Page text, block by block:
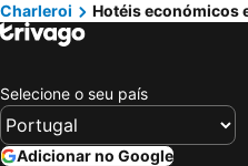
Guesthouse Les Tilleuls
Charleroi
Hotéis económicos
Selecione o seu país
Adicionar no Google